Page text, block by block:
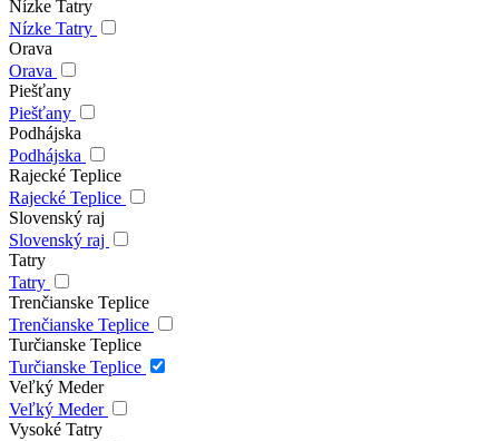
Nízke Tatry
Nízke Tatry
Orava
Orava
Piešťany
Piešťany
Podhájska
Podhájska
Rajecké Teplice
Rajecké Teplice
Slovenský raj
Slovenský raj
Tatry
Tatry
Trenčianske Teplice
Trenčianske Teplice
Turčianske Teplice
Turčianske Teplice
Veľký Meder
Veľký Meder
Vysoké Tatry